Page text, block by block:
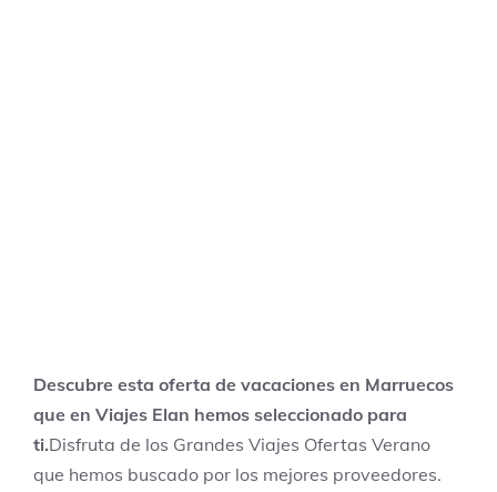
Descubre esta oferta de vacaciones en Marruecos
que en Viajes Elan hemos seleccionado para
ti.Disfruta de los Grandes Viajes Ofertas Verano
que hemos buscado por los mejores proveedores.